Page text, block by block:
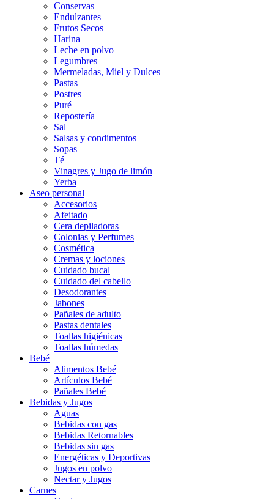
Conservas
Endulzantes
Frutos Secos
Harina
Leche en polvo
Legumbres
Mermeladas, Miel y Dulces
Pastas
Postres
Puré
Repostería
Sal
Salsas y condimentos
Sopas
Té
Vinagres y Jugo de limón
Yerba
Aseo personal
Accesorios
Afeitado
Cera depiladoras
Colonias y Perfumes
Cosmética
Cremas y lociones
Cuidado bucal
Cuidado del cabello
Desodorantes
Jabones
Pañales de adulto
Pastas dentales
Toallas higiénicas
Toallas húmedas
Bebé
Alimentos Bebé
Artículos Bebé
Pañales Bebé
Bebidas y Jugos
Aguas
Bebidas con gas
Bebidas Retornables
Bebidas sin gas
Energéticas y Deportivas
Jugos en polvo
Nectar y Jugos
Carnes